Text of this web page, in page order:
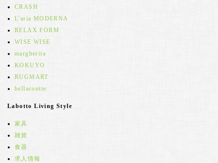
CRASH
L'aria MODERNA
RELAX FORM
WISE WISE
margherita
KOKUYO
RUGMART
bellacontte
Labotto Living Style
家具
雑貨
食器
求人情報